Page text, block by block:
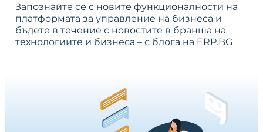
Запознайте се с новите функционалности на
платформата за управление на бизнеса и
бъдете в течение с новостите в бранша на
технологиите и бизнеса – с блога на ERP.BG